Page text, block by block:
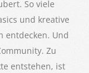
So viele
und kreative
entdecken. Und
Zu
entstehen, ist